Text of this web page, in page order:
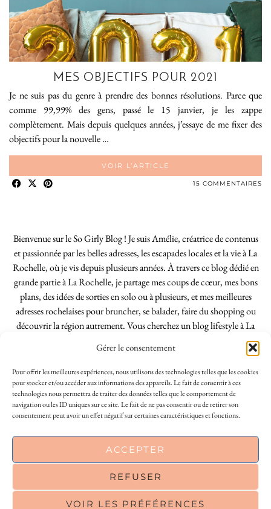
This site uses cookies to deliver its services
agree to its use of cookies. Learn more
OK
Gérer le consentement
Pour offrir les meilleures expériences, nous utilisons des technologies telles que les cookies
pour stocker et/ou accéder aux informations des appareils. Le fait de consentir à ces
technologies nous permettra de traiter des données telles que le comportement de
navigation ou les ID uniques sur ce site. Le fait de ne pas consentir ou de retirer son
consentement peut avoir un effet négatif sur certaines caractéristiques et fonctions.
ACCEPTER
REFUSER
VOIR LES PRÉFÉRENCES
MES OBJECTIFS POUR 2021
Je ne suis pas du genre à prendre des bonnes résolutions. Parce que
comme 99,99% des gens, passé le 15 janvier, je les zappe
complètement. Mais depuis quelques années, j’essaye de me fixer des
objectifs pour la nouvelle …
VOIR L’ARTICLE
15 COMMENTAIRES
Bienvenue sur le So Girly Blog ! Je suis Amélie, créatrice de contenus
et passionnée par les belles adresses, les escapades locales et la vie à La
Rochelle, où je vis depuis plusieurs années. À travers ce blog dédié en
grande partie à La Rochelle, je partage mes coups de cœur, mes bons
plans, des idées de sorties en solo ou à plusieurs, et mes meilleures
adresses rochelaises pour bruncher, se balader, faire du shopping ou
découvrir la région autrement. Vous cherchez un blog lifestyle à La
Rochelle, tenu par une locale ? Vous êtes au bon endroit. Que vous
soyez Rochelais·e ou de passage dans notre belle ville, j’espère que mes
articles vous aideront à profiter de La Rochelle comme un·e vrai·e
initié·e. !
FACEBOOK | 18200